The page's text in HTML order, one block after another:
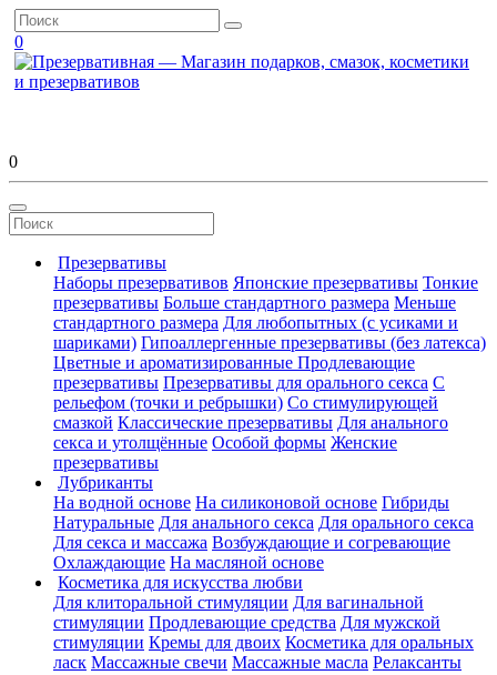
0
0
Презервативы
Наборы презервативов Японские презервативы Тонкие
презервативы Больше стандартного размера Меньше
стандартного размера Для любопытных (с усиками и
шариками) Гипоаллергенные презервативы (без латекса)
Цветные и ароматизированные Продлевающие
презервативы Презервативы для орального секса С
рельефом (точки и ребрышки) Со стимулирующей
смазкой Классические презервативы Для анального
секса и утолщённые Особой формы Женские
презервативы
Лубриканты
На водной основе На силиконовой основе Гибриды
Натуральные Для анального секса Для орального секса
Для секса и массажа Возбуждающие и согревающие
Охлаждающие На масляной основе
Косметика для искусства любви
Для клиторальной стимуляции Для вагинальной
стимуляции Продлевающие средства Для мужской
стимуляции Кремы для двоих Косметика для оральных
ласк Массажные свечи Массажные масла Релаксанты